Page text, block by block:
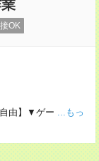
OK
自由】▼ゲー ...もっ